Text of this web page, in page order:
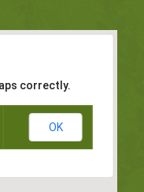
correctly.
OK